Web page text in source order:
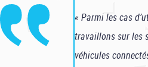
« Parmi les cas
travaillons sur les
véhicules